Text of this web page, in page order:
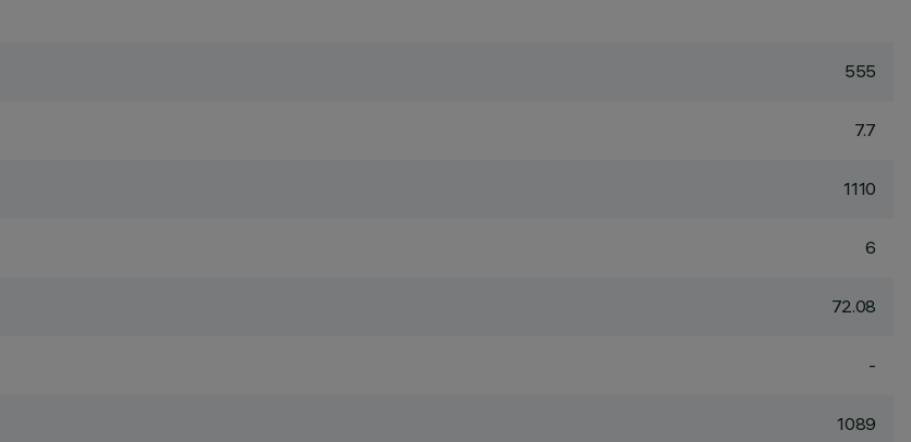
555
7.7
1110
6
72.08
-
1089